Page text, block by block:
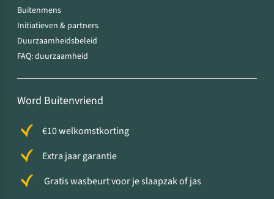
Buitenmens
Initiatieven & partners
Duurzaamheidsbeleid
FAQ: duurzaamheid
Word Buitenvriend
€10 welkomstkorting
Extra jaar garantie
Gratis wasbeurt voor je slaapzak of jas